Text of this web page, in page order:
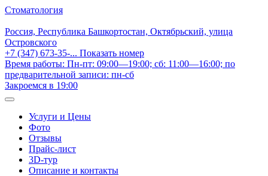
Стоматология
Россия, Республика Башкортостан, Октябрьский, улица
Островского
+7 (347) 673-35-... Показать номер
Время работы: Пн-пт: 09:00—19:00; сб: 11:00—16:00; по
предварительной записи: пн-сб
Закроемся в 19:00
Услуги и Цены
Фото
Отзывы
Прайс-лист
3D-тур
Описание и контакты